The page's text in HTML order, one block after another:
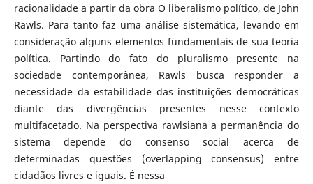
racionalidade a partir da obra O liberalismo político, de John
Rawls. Para tanto faz uma análise sistemática, levando em
consideração alguns elementos fundamentais de sua teoria
política. Partindo do fato do pluralismo presente na
sociedade contemporânea, Rawls busca responder a
necessidade da estabilidade das instituições democráticas
diante das divergências presentes nesse contexto
multifacetado. Na perspectiva rawlsiana a permanência do
sistema depende do consenso social acerca de
determinadas questões (overlapping consensus) entre
cidadãos livres e iguais. É nessa